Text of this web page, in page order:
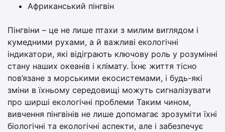
Африканський пінгвін
Пінгвіни – це не лише птахи з милим виглядом і
кумедними рухами, а й важливі екологічні
індикатори, які відіграють ключову роль у розумінні
стану наших океанів і клімату. Їхнє життя тісно
пов’язане з морськими екосистемами, і будь-які
зміни в їхньому середовищі можуть сигналізувати
про ширші екологічні проблеми Таким чином,
вивчення пінгвінів не лише допомагає зрозуміти їхні
біологічні та екологічні аспекти, але і забезпечує